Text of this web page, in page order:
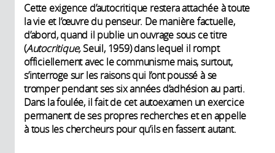
Cette exigence d’autocritique restera attachée à toute
la vie et l’œuvre du penseur. De manière factuelle,
d’abord, quand il publie un ouvrage sous ce titre
(Autocritique,Seuil, 1959) dans lequel il rompt
officiellement avec le communisme mais, surtout,
s’interroge sur les raisons qui l’ont poussé à se
tromper pendant ses six années d’adhésion au parti.
Dans la foulée, il fait de cet autoexamen un exercice
permanent de ses propres recherches et en appelle
à tous les chercheurs pour qu’ils en fassent autant.